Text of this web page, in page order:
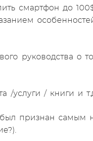
смартфон до
руководства о
/услуги / книги и
признан самым